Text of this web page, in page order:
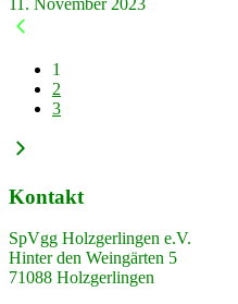
1
2
3
Kontakt
SpVgg Holzgerlingen e.V.
Hinter den Weingärten 5
71088 Holzgerlingen